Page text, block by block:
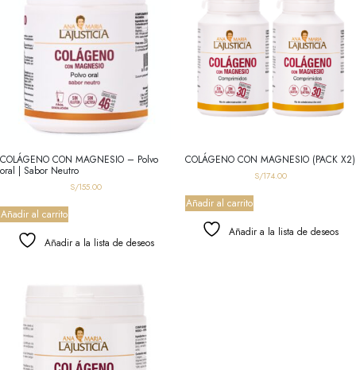
COLÁGENO CON MAGNESIO – Polvo
oral | Sabor Neutro
S/155.00
Añadir al carrito
Añadir a la lista de deseos
COLÁGENO CON MAGNESIO (PACK X2)
S/174.00
Añadir al carrito
Añadir a la lista de deseos